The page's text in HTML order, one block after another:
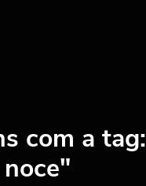
com a tag: